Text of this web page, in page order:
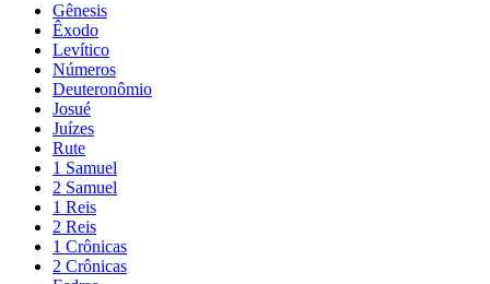
Gênesis
Êxodo
Levítico
Números
Deuteronômio
Josué
Juízes
Rute
1 Samuel
2 Samuel
1 Reis
2 Reis
1 Crônicas
2 Crônicas